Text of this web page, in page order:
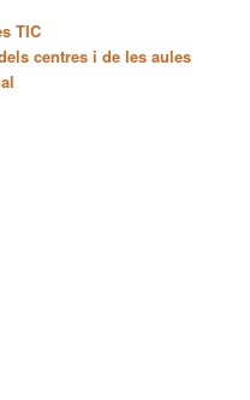
TIC
centres i de les aules